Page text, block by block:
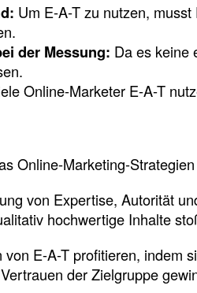
Um E-A-T zu nutzen,
der Messung: Da es keine
Online-Marketer E-A-T
Online-Marketing-
von Expertise, Autorität
hochwertige Inhalte
E-A-T profitieren, indem
der Zielgruppe